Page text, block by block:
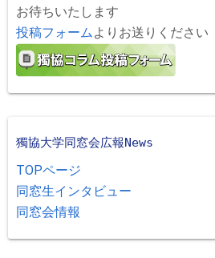
お待ちいたします
投稿フォームよりお送りください
獨協大学同窓会広報News
TOPページ
同窓生インタビュー
同窓会情報